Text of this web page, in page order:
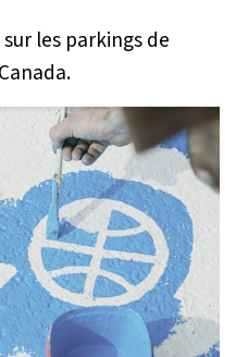
les parkings de